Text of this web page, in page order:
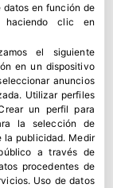
datos en función de
haciendo clic en
el siguiente
en un dispositivo
anuncios
. Utilizar perfiles
un perfil para
la selección de
la publicidad. Medir
a través de
procedentes de
. Uso de datos